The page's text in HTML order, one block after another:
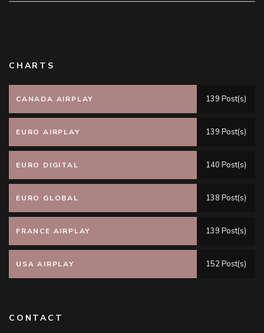
CHARTS
CANADA AIRPLAY 139 Post(s)
EURO AIRPLAY 139 Post(s)
EURO DIGITAL 140 Post(s)
EURO GLOBAL 138 Post(s)
FRANCE AIRPLAY 139 Post(s)
USA AIRPLAY 152 Post(s)
CONTACT